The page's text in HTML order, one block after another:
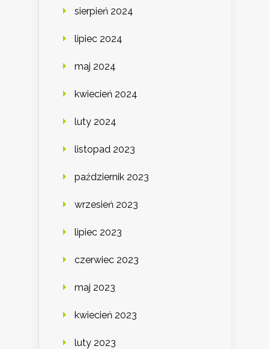
sierpień 2024
lipiec 2024
maj 2024
kwiecień 2024
luty 2024
listopad 2023
październik 2023
wrzesień 2023
lipiec 2023
czerwiec 2023
maj 2023
kwiecień 2023
luty 2023